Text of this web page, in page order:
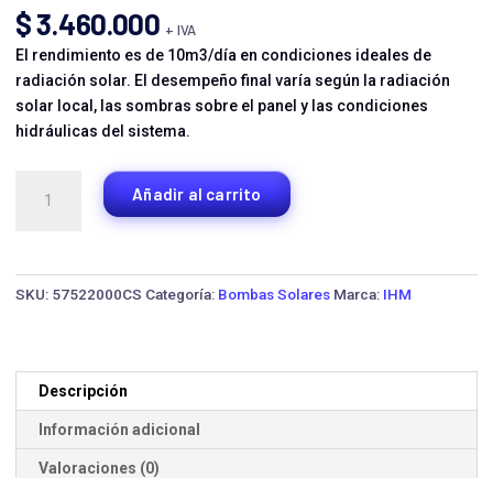
$3.460.000 + IVA
El rendimiento es de 10m3/día en condiciones ideales de
radiación solar. El desempeño final varía según la radiación
solar local, las sombras sobre el panel y las condiciones
hidráulicas del sistema.
3TSS
cantidad
Añadir al carrito
SKU: 57522000CS Categoría: Bombas Solares Marca: IHM
Descripción
Información adicional
Valoraciones (0)